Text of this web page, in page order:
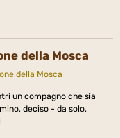
della Mosca
un compagno che sia
deciso - da solo,